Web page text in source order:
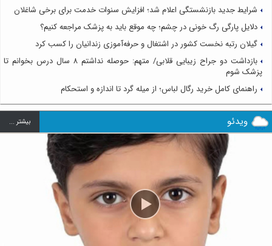
شرایط جدید بازنشستگی اعلام شد؛ افزایش سنوات خدمت برای برخی شاغلان
دلایل پارگی رگ خونی در چشم؛ چه موقع باید به پزشک مراجعه کنیم؟
گیلان رتبه نخست کشور در اشتغال و حرفه‌آموزی زندانیان را کسب کرد
بازداشت دو جراح زیبایی قلابی/ متهم: حوصله نداشتم ۸ سال درس بخوانم تا
پزشک شوم
راهنمای کامل خرید رگال لباس؛ از میله گرد تا اندازه و استحکام
ویدئو بيشتر ...